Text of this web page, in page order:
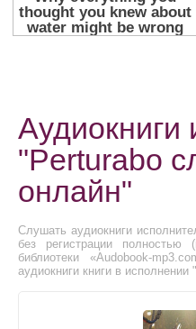
Аудиокниги
"Perturabo
онлайн"
Слушать аудиокниги
без регистрации полностью
библиотеки «Audobook-
аудиокниги книги в